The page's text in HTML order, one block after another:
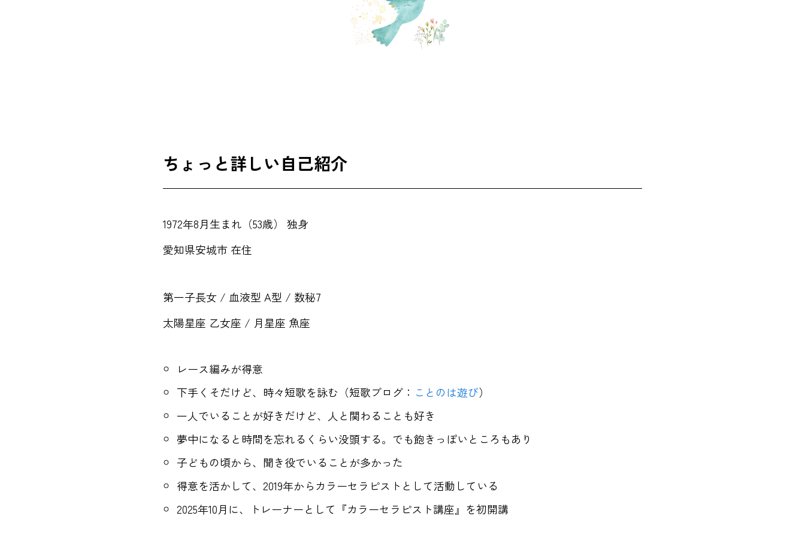
ちょっと詳しい自己紹介
1972年8月生まれ（53歳） 独身
愛知県安城市 在住
第一子長女 / 血液型 A型 / 数秘7
太陽星座 乙女座 / 月星座 魚座
レース編みが得意
下手くそだけど、時々短歌を詠む（短歌ブログ： ことのは遊び）
一人でいることが好きだけど、人と関わることも好き
夢中になると時間を忘れるくらい没頭する。でも飽きっぽいところもあり
子どもの頃から、聞き役でいることが多かった
得意を活かして、2019年からカラーセラピストとして活動している
2025年10月に、トレーナーとして『カラーセラピスト講座』を初開講